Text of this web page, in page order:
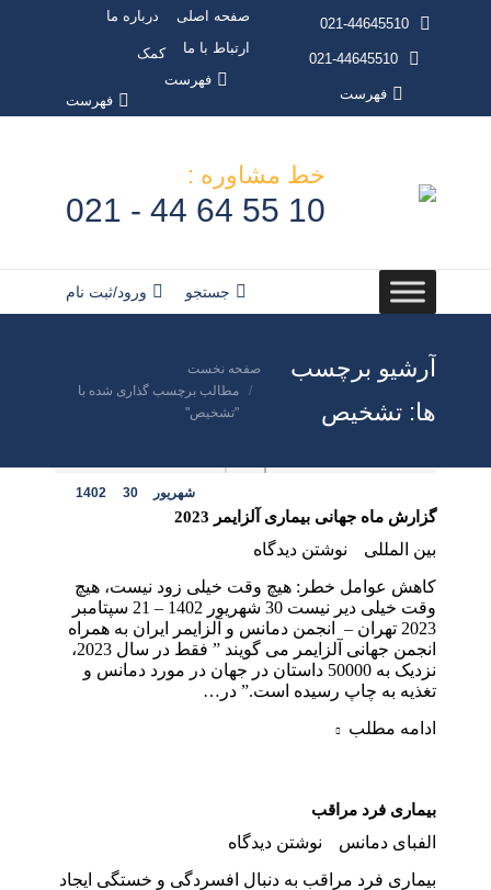
021-44645510
021-44645510
فهرست
صفحه اصلی
درباره ما
ارتباط با ما
کمک
فهرست
فهرست
خط مشاوره :
10 55 64 44 - 021
جستجو:
جستجو ورود/ثبت نام
آرشیو برچسب
ها: تشخیص
مکان شما:
صفحه نخست
مطالب برچسب گذاری شده با
"تشخیص"
شهریور 30
1402
گزارش ماه جهانی بیماری آلزایمر 2023
بین المللی
نوشتن دیدگاه
کاهش عوامل خطر: هیچ وقت خیلی زود نیست، هیچ
وقت خیلی دیر نیست 30 شهریور 1402 – 21 سپتامبر
2023 تهران – انجمن دمانس و آلزایمر ایران به همراه
انجمن جهانی آلزایمر می گویند ” فقط در سال 2023،
نزدیک به 50000 داستان در جهان در مورد دمانس و
تغذیه به چاپ رسیده است.” در…
ادامه مطلب
بیماری فرد مراقب
الفبای دمانس
نوشتن دیدگاه
بیماری فرد مراقب به دنبال افسردگی و خستگی ایجاد